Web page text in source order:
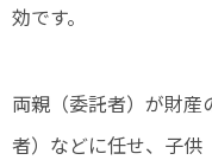
効です。
両親（委託者）が財産
者）などに任せ、子供